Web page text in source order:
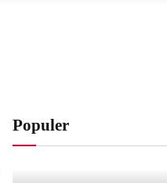
Populer